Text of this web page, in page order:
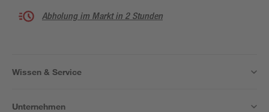
Abholung im Markt in 2 Stunden
Wissen & Service
Unternehmen